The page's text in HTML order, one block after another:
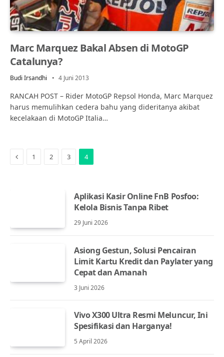
Marc Marquez Bakal Absen di MotoGP
Catalunya?
Budi Irsandhi 4 Juni 2013
RANCAH POST – Rider MotoGP Repsol Honda, Marc Marquez
harus memulihkan cedera bahu yang dideritanya akibat
kecelakaan di MotoGP Italia…
Previous
1 2 3 4
Aplikasi Kasir Online FnB Posfoo:
Kelola Bisnis Tanpa Ribet
29 Juni 2026
Asiong Gestun, Solusi Pencairan
Limit Kartu Kredit dan Paylater yang
Cepat dan Amanah
3 Juni 2026
Vivo X300 Ultra Resmi Meluncur, Ini
Spesifikasi dan Harganya!
5 April 2026